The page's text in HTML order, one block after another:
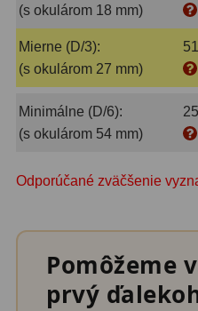
Teplomery a vlhkomery
Foto stativy10
Literatúra10
Darčekové poukazy28
(s okulárom 18 mm)
Mierne (D/3):
(s okulárom 27 mm)
Minimálne (D/6):
(s okulárom 54 mm)
Odporúčané zväčšenie
Pomôžeme
prvý